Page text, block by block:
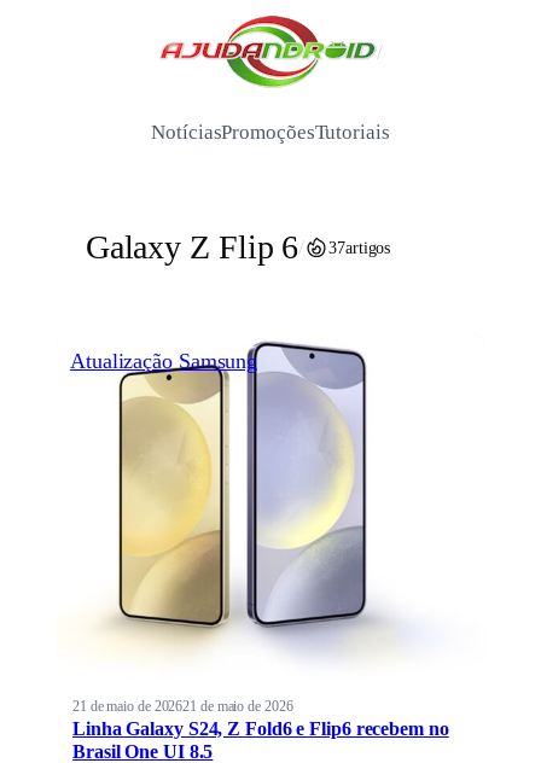
/
NotíciasPromoçõesTutoriais
Galaxy Z Flip 6/ 37artigos
Atualização Samsung
21 de maio de 202621 de maio de 2026
Linha Galaxy S24, Z Fold6 e Flip6 recebem no
Brasil One UI 8.5